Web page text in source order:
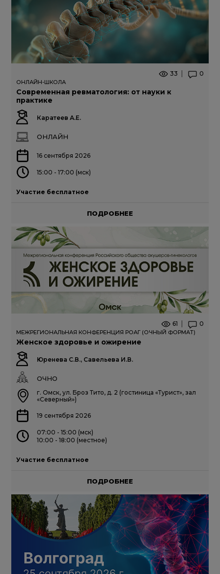
33 0
ОНЛАЙН-ШКОЛА
Современная ревматология: от науки к
практике
Каратеев А.Е.
ОНЛАЙН
16 сентября 2026
15:00 - 17:00 (мск)
Участие бесплатное
ПОДРОБНЕЕ
61 0
МЕЖРЕГИОНАЛЬНАЯ КОНФЕРЕНЦИЯ РОАГ (ОЧНЫЙ ФОРМАТ)
Женское здоровье и ожирение
Юренева С.В., Савельева И.В.
ОЧНО
г. Омск, ул. Броз Тито, д. 2 (гостиница «Турист», зал
«Северный»)
19 сентября 2026
07:00 - 15:00 (мск)
10:00 - 18:00 (местное)
Участие бесплатное
ПОДРОБНЕЕ